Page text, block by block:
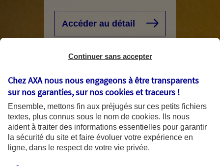
Accéder au détail
Vous souhaitez résilier
votre contrat souscrit
auprès d'AXA
Continuer sans accepter
Chez AXA nous nous engageons à être transparents
sur nos garanties, sur noscookies et traceurs !
Ensemble, mettons fin aux préjugés sur ces petits fichiers
textes, plus connus sous le nom de cookies. Ils nous
aident à traiter des informations essentielles pour garantir
la sécurité du site et faire évoluer votre expérience en
ligne, dans le respect de votre vie privée.